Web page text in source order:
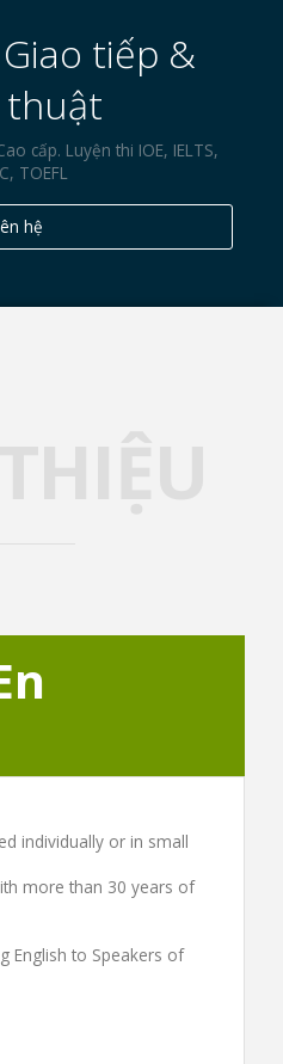
tiếp &
thuật
cấp. Luyện thi IOE, IELTS,
TOEFL
hệ
individually or in small
more than 30 years of
English to Speakers of